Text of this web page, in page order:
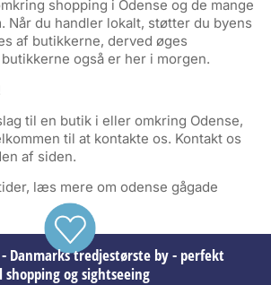
shopping i Odense og de mange
Når du handler lokalt, støtter du byens
af butikkerne, derved øges
også er her i morgen.
til en butik i eller omkring Odense,
til at kontakte os. Kontakt os
af siden.
læs mere om odense gågade
- Danmarks tredjestørste by - perfekt
shopping og sightseeing